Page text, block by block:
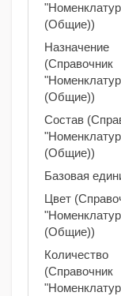
(Общие))
Назначение
(Справочник
(Общие))
Состав
(Общие))
Базовая
Цвет
(Общие))
Количество
(Справочник